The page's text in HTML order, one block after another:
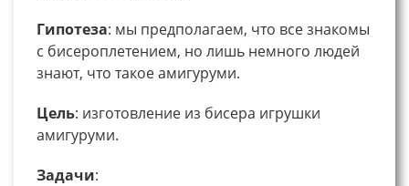
Гипотеза: мы предполагаем, что все знакомы
с бисероплетением, но лишь немного людей
знают, что такое амигуруми.
Цель: изготовление из бисера игрушки
амигуруми.
Задачи: